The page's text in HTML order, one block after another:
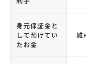
身元保証金と
して預けてい
たお金
雑